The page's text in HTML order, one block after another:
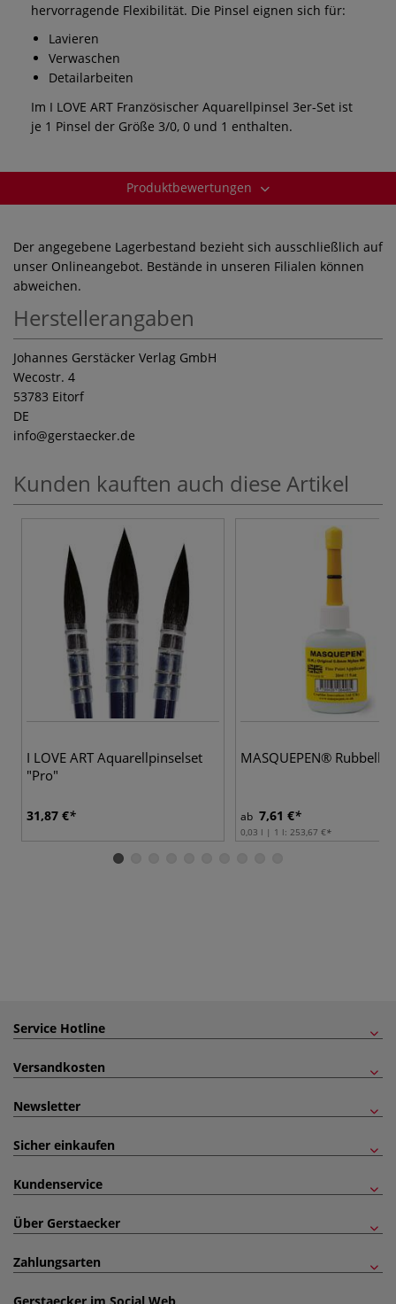
hervorragende Flexibilität. Die Pinsel eignen sich für:
Lavieren
Verwaschen
Detailarbeiten
Im I LOVE ART Französischer Aquarellpinsel 3er-Set ist
je 1 Pinsel der Größe 3/0, 0 und 1 enthalten.
Produktbewertungen
Der angegebene Lagerbestand bezieht sich ausschließlich auf
unser Onlineangebot. Bestände in unseren Filialen können
abweichen.
Herstellerangaben
Johannes Gerstäcker Verlag GmbH
Wecostr. 4
53783 Eitorf
DE
info@gerstaecker.de
Kunden kauften auch diese Artikel
I LOVE ART Aquarellpinselset
"Pro"
31,87 €
MASQUEPEN®
ab 7,61 €
0,03 l | 1 l: 253,67 €
Service Hotline
Versandkosten
Newsletter
Sicher einkaufen
Kundenservice
Über Gerstaecker
Zahlungsarten